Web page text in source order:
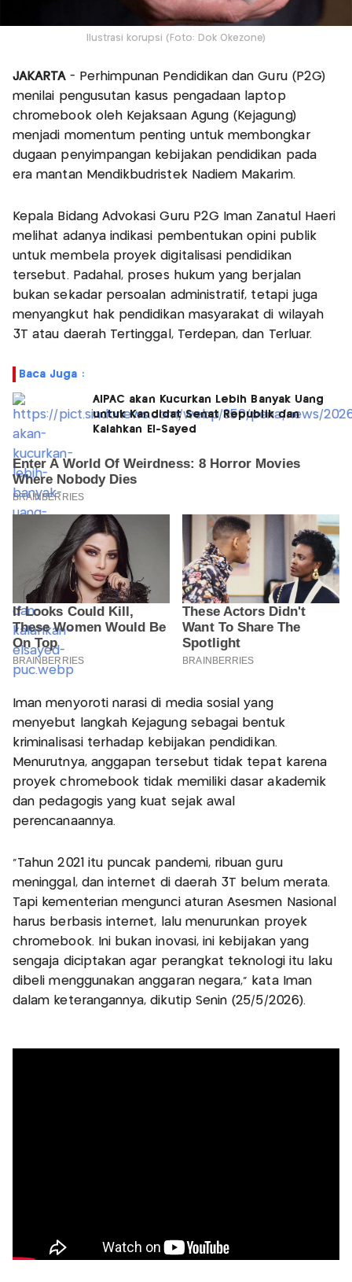
Ilustrasi korupsi (Foto: Dok Okezone)
JAKARTA- Perhimpunan Pendidikan dan Guru (P2G)
menilai pengusutan kasus pengadaan laptop
chromebook oleh Kejaksaan Agung (Kejagung)
menjadi momentum penting untuk membongkar
dugaan penyimpangan kebijakan pendidikan pada
era mantan Mendikbudristek Nadiem Makarim.
Kepala Bidang Advokasi Guru P2G Iman Zanatul Haeri
melihat adanya indikasi pembentukan opini publik
untuk membela proyek digitalisasi pendidikan
tersebut. Padahal, proses hukum yang berjalan
bukan sekadar persoalan administratif, tetapi juga
menyangkut hak pendidikan masyarakat di wilayah
3T atau daerah Tertinggal, Terdepan, dan Terluar.
Baca Juga :
AIPAC akan Kucurkan Lebih Banyak Uang
untuk Kandidat Senat Republik dan
Kalahkan El-Sayed
Iman menyoroti narasi di media sosial yang
menyebut langkah Kejagung sebagai bentuk
kriminalisasi terhadap kebijakan pendidikan.
Menurutnya, anggapan tersebut tidak tepat karena
proyek chromebook tidak memiliki dasar akademik
dan pedagogis yang kuat sejak awal
perencanaannya.
"Tahun 2021 itu puncak pandemi, ribuan guru
meninggal, dan internet di daerah 3T belum merata.
Tapi kementerian mengunci aturan Asesmen Nasional
harus berbasis internet, lalu menurunkan proyek
chromebook. Ini bukan inovasi, ini kebijakan yang
sengaja diciptakan agar perangkat teknologi itu laku
dibeli menggunakan anggaran negara," kata Iman
dalam keterangannya, dikutip Senin (25/5/2026).